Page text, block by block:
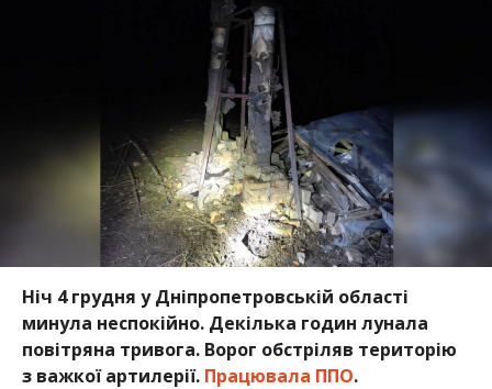
Ніч 4 грудня у Дніпропетровській області
минула неспокійно. Декілька годин лунала
повітряна тривога. Ворог обстріляв територію
з важкої артилерії. Працювала ППО.